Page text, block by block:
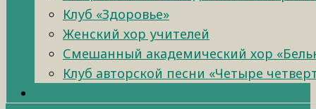
Клуб «Здоровье»
Женский хор учителей
Смешанный академический хор
Клуб авторской песни «Четыре